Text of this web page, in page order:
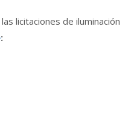
licitaciones de iluminación
: